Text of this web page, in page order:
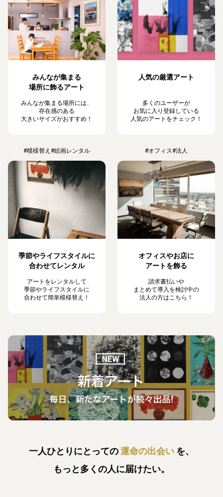
みんなが集まる
場所に飾るアート
みんなが集まる場所には、
存在感のある
大きいサイズがおすすめ！
人気の厳選アート
多くのユーザーが
お気に入り登録している
人気のアートをチェック！
#模様替え #絵画レンタル
季節やライフスタイルに
合わせてレンタル
アートをレンタルして
季節やライフスタイルに
合わせて簡単模様替え！
#オフィス#法人
オフィスやお店に
アートを飾る
請求書払いや
まとめて導入を検討中の
法人の方はこちら！
一人ひとりにとっての運命の出会い を、
もっと多くの人に届けたい。